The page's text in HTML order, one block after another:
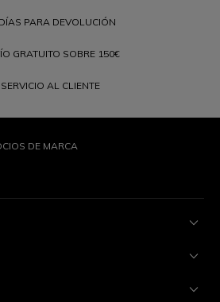
PARA DEVOLUCIÓN
GRATUITO SOBRE 150€
SERVICIO AL CLIENTE
DE MARCA